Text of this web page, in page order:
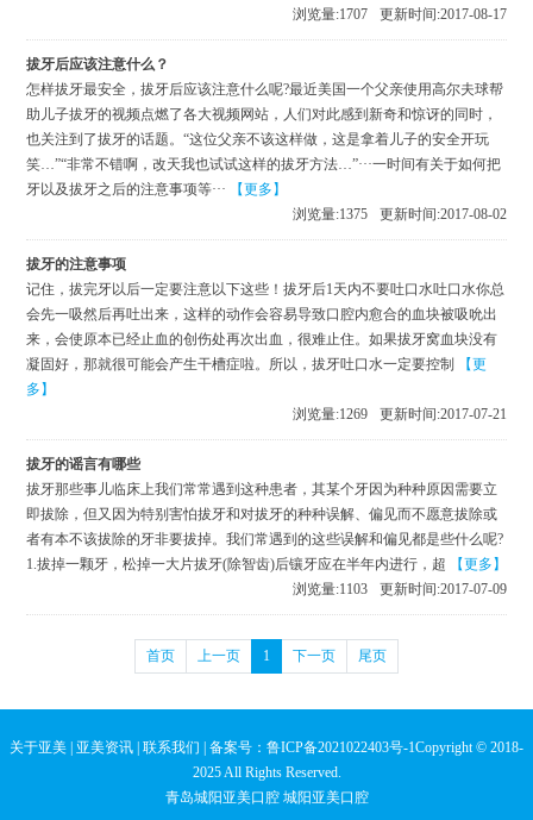
浏览量:1707 更新时间:2017-08-17
拔牙后应该注意什么？
怎样拔牙最安全，拔牙后应该注意什么呢?最近美国一个父亲使用高尔夫球帮
助儿子拔牙的视频点燃了各大视频网站，人们对此感到新奇和惊讶的同时，
也关注到了拔牙的话题。“这位父亲不该这样做，这是拿着儿子的安全开玩
笑…”“非常不错啊，改天我也试试这样的拔牙方法…”···一时间有关于如何把
牙以及拔牙之后的注意事项等···
【更多】
浏览量:1375 更新时间:2017-08-02
拔牙的注意事项
记住，拔完牙以后一定要注意以下这些！拔牙后1天内不要吐口水吐口水你总
会先一吸然后再吐出来，这样的动作会容易导致口腔内愈合的血块被吸吮出
来，会使原本已经止血的创伤处再次出血，很难止住。如果拔牙窝血块没有
凝固好，那就很可能会产生干槽症啦。所以，拔牙吐口水一定要控制
【更
多】
浏览量:1269 更新时间:2017-07-21
拔牙的谣言有哪些
拔牙那些事儿临床上我们常常遇到这种患者，其某个牙因为种种原因需要立
即拔除，但又因为特别害怕拔牙和对拔牙的种种误解、偏见而不愿意拔除或
者有本不该拔除的牙非要拔掉。我们常遇到的这些误解和偏见都是些什么呢?
1.拔掉一颗牙，松掉一大片拔牙(除智齿)后镶牙应在半年内进行，超
【更多】
浏览量:1103 更新时间:2017-07-09
首页 上一页 1 下一页 尾页
关于亚美 亚美资讯 联系我们 | 备案号： 鲁ICP备2021022403号-1Copyright © 2018-
2025 All Rights Reserved.
青岛城阳亚美口腔 城阳亚美口腔